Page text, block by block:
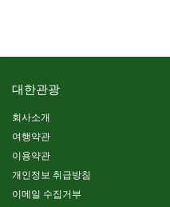
대한관광
회사소개
여행약관
이용약관
개인정보 취급방침
이메일 수집거부